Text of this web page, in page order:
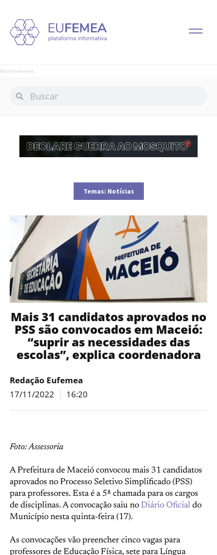
Advertisement
Temas: Notícias
Mais 31 candidatos aprovados no
PSS são convocados em Maceió:
“suprir as necessidades das
escolas”, explica coordenadora
Redação Eufemea
17/11/2022
16:20
Foto: Assessoria
A Prefeitura de Maceió convocou mais 31 candidatos
aprovados no Processo Seletivo Simplificado (PSS)
para professores. Esta é a 5ª chamada para os cargos
de disciplinas. A convocação saiu no Diário Oficial do
Município nesta quinta-feira (17).
As convocações vão preencher cinco vagas para
professores de Educação Física, sete para Língua